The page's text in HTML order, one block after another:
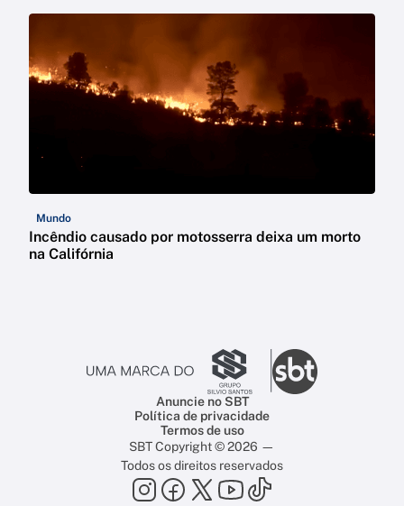
Mundo
Incêndio causado por motosserra deixa um morto
na Califórnia
Anuncie no SBT
Política de privacidade
Termos de uso
SBT Copyright © 2026 —
Todos os direitos reservados